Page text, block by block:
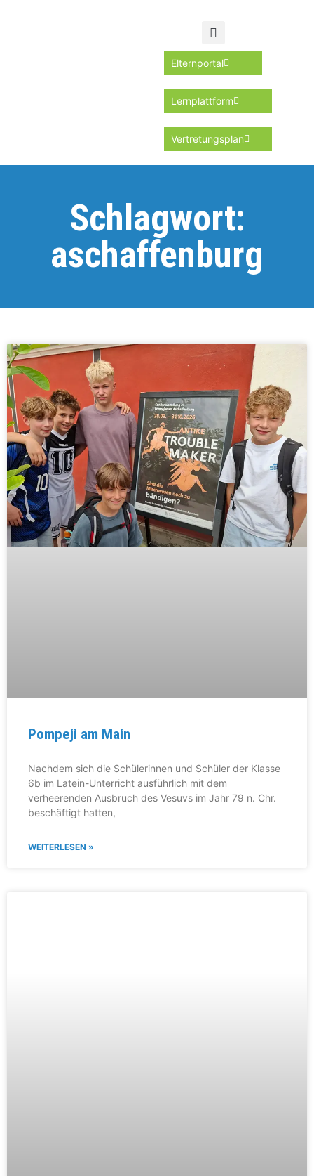
Elternportal
Lernplattform
Vertretungsplan
Schlagwort:
aschaffenburg
Pompeji am Main
Nachdem sich die Schülerinnen und Schüler der Klasse
6b im Latein-Unterricht ausführlich mit dem
verheerenden Ausbruch des Vesuvs im Jahr 79 n. Chr.
beschäftigt hatten,
WEITERLESEN »